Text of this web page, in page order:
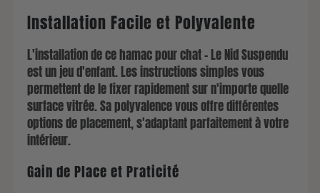
Installation Facile et Polyvalente
L'installation de ce hamac pour chat - Le Nid Suspendu
est un jeu d'enfant. Les instructions simples vous
permettent de le fixer rapidement sur n'importe quelle
surface vitrée. Sa polyvalence vous offre différentes
options de placement, s'adaptant parfaitement à votre
intérieur.
Gain de Place et Praticité